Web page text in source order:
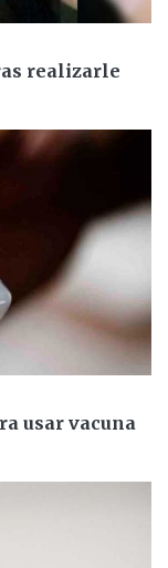
realizarle
usar vacuna